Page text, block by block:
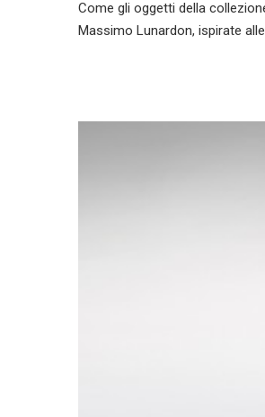
Come gli oggetti della
Massimo Lunardon, ispirate